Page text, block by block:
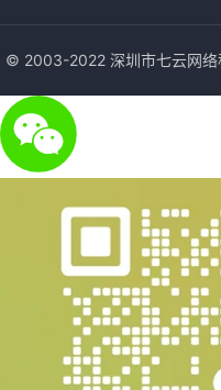
© 2003-2022 深圳市七云网络